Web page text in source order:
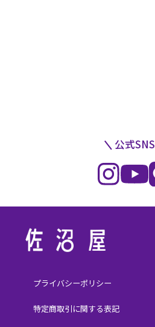
公式SNS
プライバシーポリシー
特定商取引に関する表記